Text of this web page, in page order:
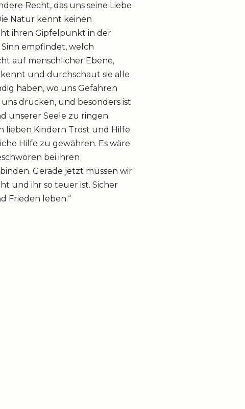
Recht, das uns seine Liebe
Natur kennt keinen
ihren Gipfelpunkt in der
empfindet, welch
auf menschlicher Ebene,
und durchschaut sie alle
haben, wo uns Gefahren
drücken, und besonders ist
unserer Seele zu ringen
lieben Kindern Trost und Hilfe
Hilfe zu gewähren. Es wäre
bei ihren
Gerade jetzt müssen wir
und ihr so teuer ist. Sicher
Frieden leben.“